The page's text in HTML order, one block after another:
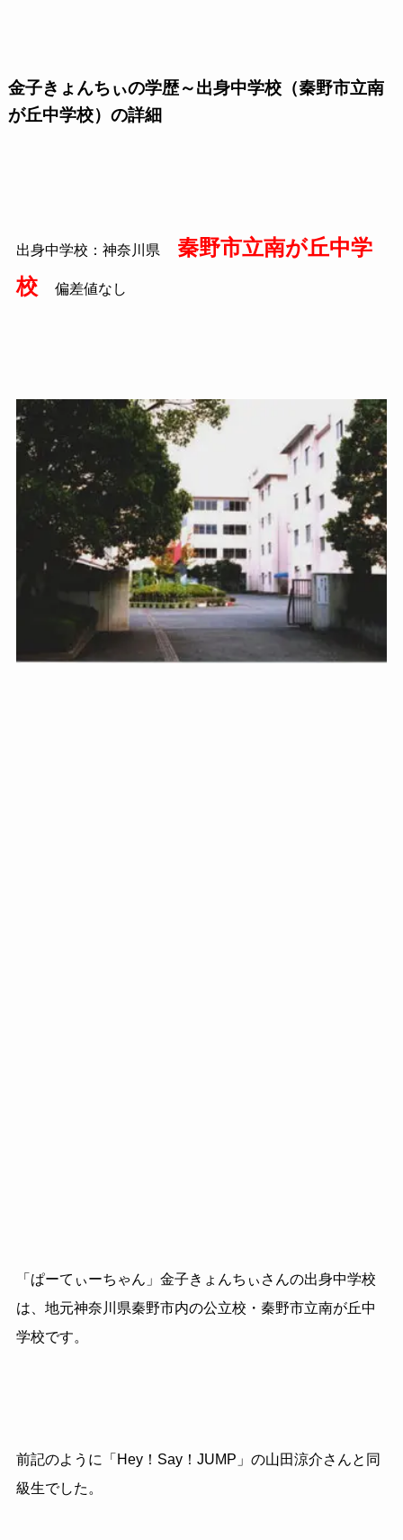
金子きょんちぃの学歴～出身中学校（秦野市立南
が丘中学校）の詳細
出身中学校：神奈川県
秦野市立南が丘中学
校
偏差値なし
「ぱーてぃーちゃん」金子きょんちぃさんの出身中学校
は、地元神奈川県秦野市内の公立校・秦野市立南が丘中
学校です。
前記のように「Hey！Say！JUMP」の山田涼介さんと同
級生でした。